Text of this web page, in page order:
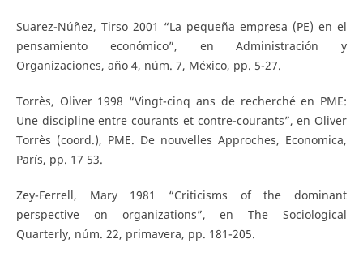
Suarez-Núñez, Tirso 2001 “La pequeña empresa (PE) en el
pensamiento económico”, en Administración y
Organizaciones, año 4, núm. 7, México, pp. 5-27.
Torrès, Oliver 1998 “Vingt-cinq ans de recherché en PME:
Une discipline entre courants et contre-courants”, en Oliver
Torrès (coord.), PME. De nouvelles Approches, Economica,
París, pp. 17 53.
Zey-Ferrell, Mary 1981 “Criticisms of the dominant
perspective on organizations”, en The Sociological
Quarterly, núm. 22, primavera, pp. 181-205.